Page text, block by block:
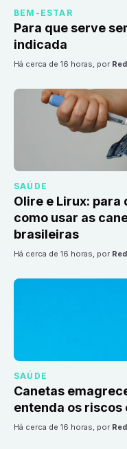
BEM-ESTAR
Para que serve
indicada
há cerca de 16 horas, por
SAÚDE
Olire e Lirux:
como usar as
brasileiras
há cerca de 16 horas, por
SAÚDE
Canetas
entenda os riscos
há cerca de 16 horas, por